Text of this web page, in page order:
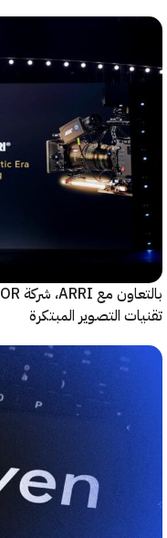
التصوير المبتكرة